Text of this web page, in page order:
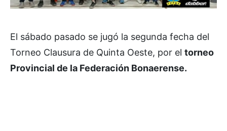
El sábado pasado se jugó la segunda fecha del
Torneo Clausura de Quinta Oeste, por el torneo
Provincial de la Federación Bonaerense.